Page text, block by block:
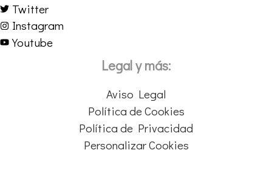
Twitter
Instagram
Youtube
Legal y más:
Aviso Legal
Política de Cookies
Política de Privacidad
Personalizar Cookies